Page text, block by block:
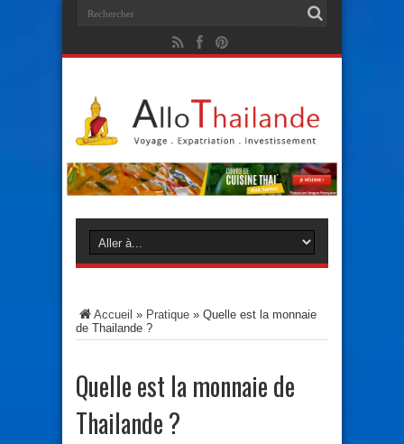
Accueil » Pratique » Quelle est la monnaie
de Thailande ?
Quelle est la monnaie de
Thailande ?